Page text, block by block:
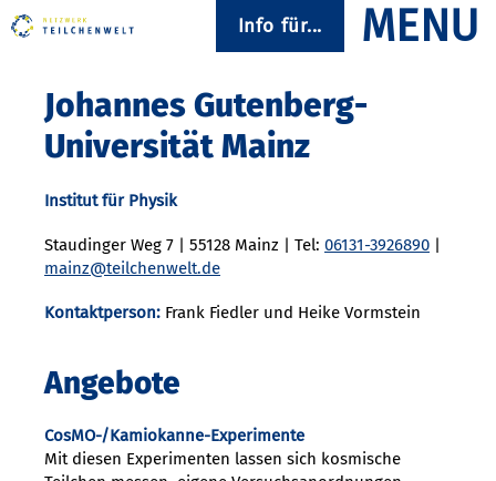
Info für...
Johannes Gutenberg-
Universität Mainz
Institut für Physik
Staudinger Weg 7 | 55128 Mainz | Tel: 06131-3926890 |
mainz@teilchenwelt.de
Kontaktperson: Frank Fiedler und Heike Vormstein
Angebote
CosMO-/Kamiokanne-Experimente
Mit diesen Experimenten lassen sich kosmische